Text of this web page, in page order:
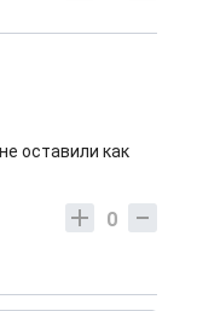
оставили как
0